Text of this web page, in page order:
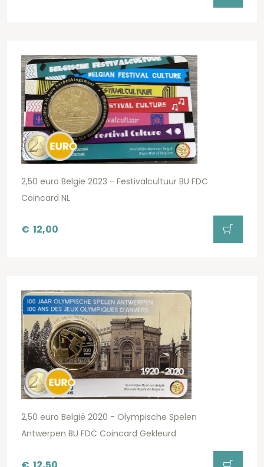
2,50 euro Belgie 2023 - Festivalcultuur BU FDC
Coincard NL
€ 12,00
2,50 euro België 2020 - Olympische Spelen
Antwerpen BU FDC Coincard Gekleurd